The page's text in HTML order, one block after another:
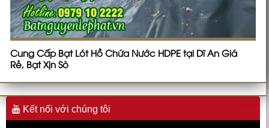
Cung Cấp Bạt Lót Hồ Chứa Nước HDPE tại Dĩ An Giá
Rẻ, Bạt Xịn Sò
Kết nối với chúng tôi